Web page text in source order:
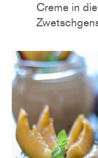
Creme in